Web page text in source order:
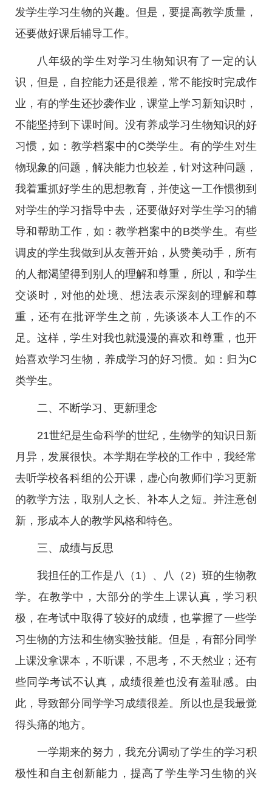
发学生学习生物的兴趣。但是，要提高教学质量，
还要做好课后辅导工作。
八年级的学生对学习生物知识有了一定的认
识，但是，自控能力还是很差，常不能按时完成作
业，有的学生还抄袭作业，课堂上学习新知识时，
不能坚持到下课时间。没有养成学习生物知识的好
习惯，如：教学档案中的C类学生。有的学生对生
物现象的问题，解决能力也较差，针对这种问题，
我着重抓好学生的思想教育，并使这一工作惯彻到
对学生的学习指导中去，还要做好对学生学习的辅
导和帮助工作，如：教学档案中的B类学生。有些
调皮的学生我做到从友善开始，从赞美动手，所有
的人都渴望得到别人的理解和尊重，所以，和学生
交谈时，对他的处境、想法表示深刻的理解和尊
重，还有在批评学生之前，先谈谈本人工作的不
足。这样，学生对我也就漫漫的喜欢和尊重，也开
始喜欢学习生物，养成学习的好习惯。如：归为C
类学生。
二、不断学习、更新理念
21世纪是生命科学的世纪，生物学的知识日新
月异，发展很快。本学期在学校的工作中，我经常
去听学校各科组的公开课，虚心向教师们学习更新
的教学方法，取别人之长、补本人之短。并注意创
新，形成本人的教学风格和特色。
三、成绩与反思
我担任的工作是八（1）、八（2）班的生物教
学。在教学中，大部分的学生上课认真，学习积
极，在考试中取得了较好的成绩，也掌握了一些学
习生物的方法和生物实验技能。但是，有部分同学
上课没拿课本，不听课，不思考，不天然业；还有
些同学考试不认真，成绩很差也没有羞耻感。由
此，导致部分同学学习成绩很差。所以也是我最觉
得头痛的地方。
一学期来的努力，我充分调动了学生的学习积
极性和自主创新能力，提高了学生学习生物的兴